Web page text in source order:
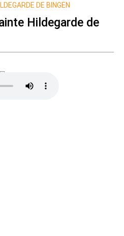
DE BINGEN
Hildegarde de